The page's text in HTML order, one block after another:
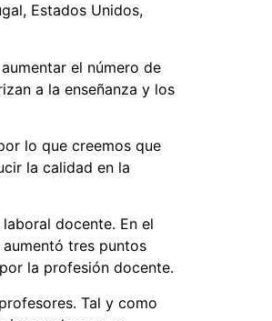
Estados Unidos,
el número de
a la enseñanza y los
lo que creemos que
la calidad en la
docente. En el
tres puntos
la profesión docente.
Tal y como